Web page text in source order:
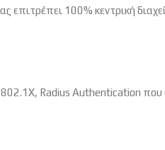
100% κεντρική
Radius Authentication που